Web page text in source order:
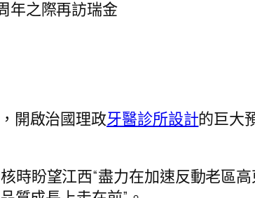
年之際再訪瑞金
開啟治國理政牙醫診所設計的巨大
時盼望江西“盡力在加速反動老區